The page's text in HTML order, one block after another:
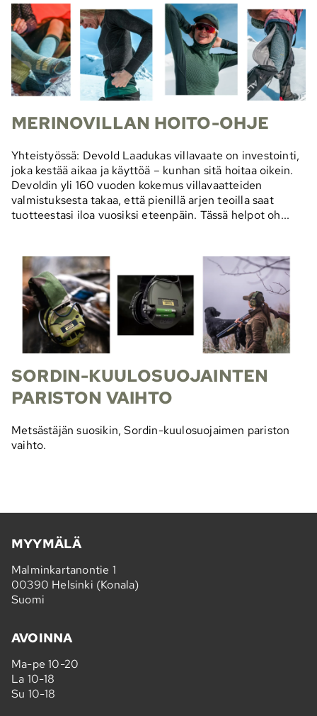
MERINOVILLAN HOITO-OHJE
Yhteistyössä: Devold Laadukas villavaate on investointi,
joka kestää aikaa ja käyttöä – kunhan sitä hoitaa oikein.
Devoldin yli 160 vuoden kokemus villavaatteiden
valmistuksesta takaa, että pienillä arjen teoilla saat
tuotteestasi iloa vuosiksi eteenpäin. Tässä helpot oh...
SORDIN-KUULOSUOJAINTEN
PARISTON VAIHTO
Metsästäjän suosikin, Sordin-kuulosuojaimen pariston
vaihto.
MYYMÄLÄ
Malminkartanontie 1
00390 Helsinki (Konala)
Suomi
AVOINNA
Ma-pe 10-20
La 10-18
Su 10-18